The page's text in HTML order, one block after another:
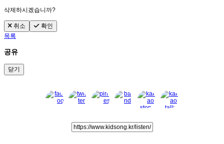
삭제하시겠습니까?
취소
확인
목록
공유
닫기